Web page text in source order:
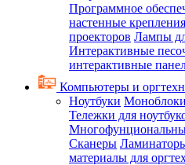
Программное
настенные
проекторов Лампы
Интерактивные
интерактивные
Компьютеры и
Ноутбуки Моноблоки
Тележки для
Сканеры
материалы для